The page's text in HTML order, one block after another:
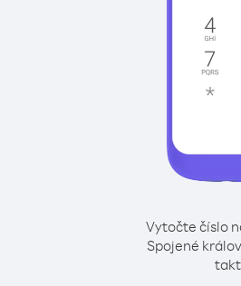
Vytočte číslo
Spojené